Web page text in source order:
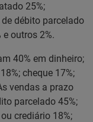
25%;
débito parcelado
outros 2%.
40% em dinheiro;
cheque 17%;
vendas a prazo
parcelado 45%;
crediário 18%;